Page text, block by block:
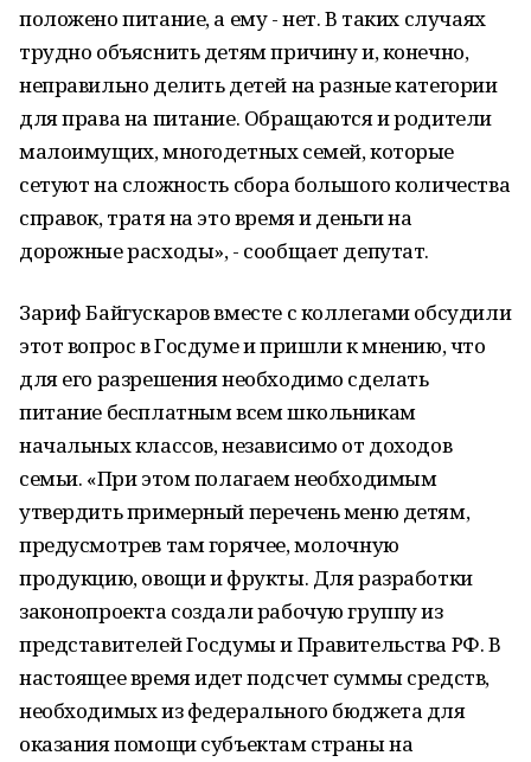
положено питание, а ему - нет. В таких случаях
трудно объяснить детям причину и, конечно,
неправильно делить детей на разные категории
для права на питание. Обращаются и родители
малоимущих, многодетных семей, которые
сетуют на сложность сбора большого количества
справок, тратя на это время и деньги на
дорожные расходы», - сообщает депутат.
Зариф Байгускаров вместе с коллегами обсудили
этот вопрос в Госдуме и пришли к мнению, что
для его разрешения необходимо сделать
питание бесплатным всем школьникам
начальных классов, независимо от доходов
семьи. «При этом полагаем необходимым
утвердить примерный перечень меню детям,
предусмотрев там горячее, молочную
продукцию, овощи и фрукты. Для разработки
законопроекта создали рабочую группу из
представителей Госдумы и Правительства РФ. В
настоящее время идет подсчет суммы средств,
необходимых из федерального бюджета для
оказания помощи субъектам страны на